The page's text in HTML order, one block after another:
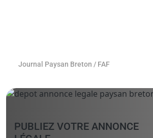
Journal Paysan Breton / FAF
PUBLIEZ VOTRE ANNONCE